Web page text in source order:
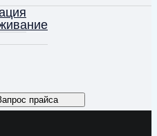
прайса